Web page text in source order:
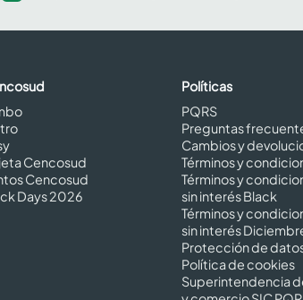
Cencosud
Cencosud
Days 2026
Políticas
PQRS
Preguntas
Cambios y
Términos y
Términos y
sin interés Black
Términos y
sin interés
Protección de
Política de cookies
Superintendencia